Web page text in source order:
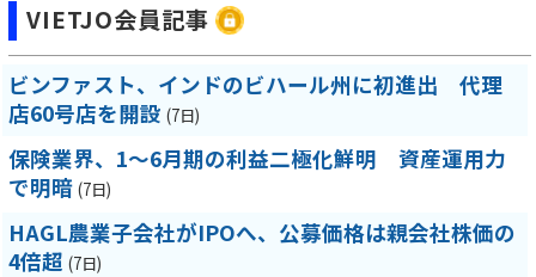
VIETJO会員記事
ビンファスト、インドのビハール州に初進出 代理
店60号店を開設 (7日)
保険業界、1～6月期の利益二極化鮮明 資産運用力
で明暗 (7日)
HAGL農業子会社がIPOへ、公募価格は親会社株価の
4倍超 (7日)